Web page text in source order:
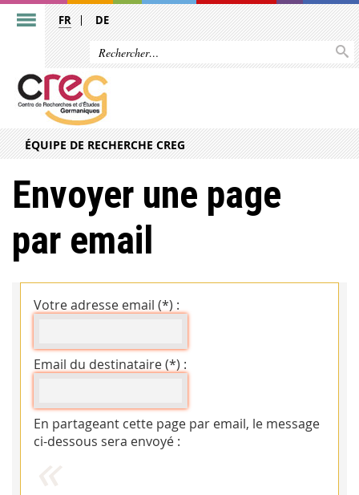
FR DE
ÉQUIPE DE RECHERCHE CREG
Envoyer une page
par email
Votre adresse email (*) :
Email du destinataire (*) :
En partageant cette page par email, le message
ci-dessous sera envoyé :